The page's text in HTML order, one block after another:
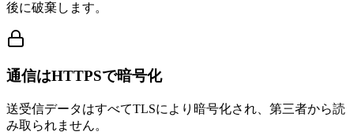
後に破棄します。
通信はHTTPSで暗号化
送受信データはすべてTLSにより暗号化され、第三者から読
み取られません。